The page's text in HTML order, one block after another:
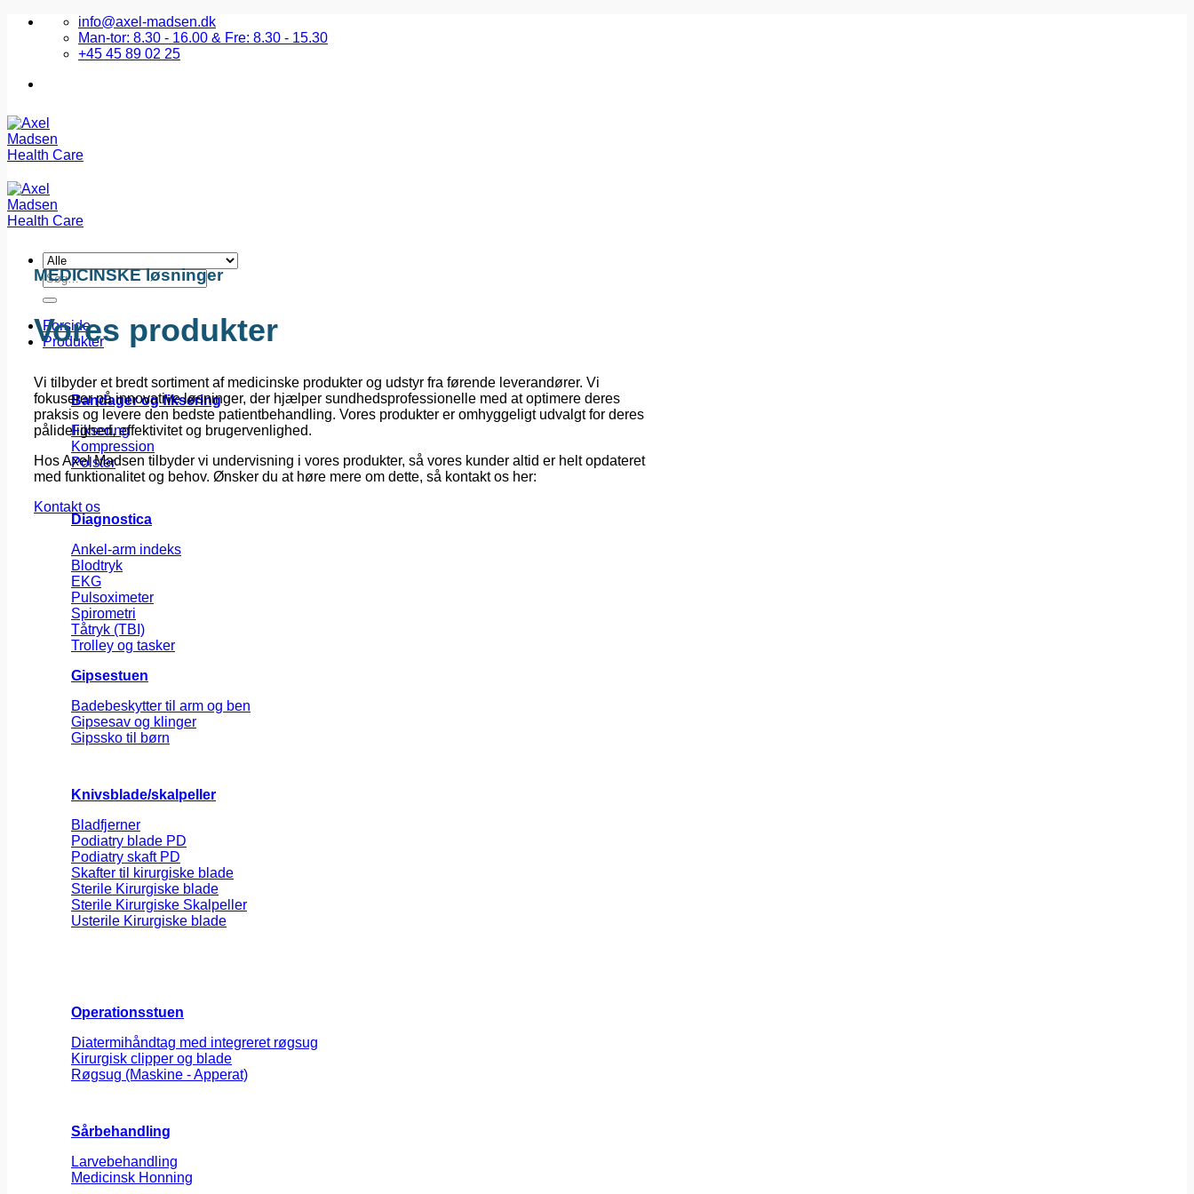
Fortsæt
info@axel-madsen.dk
Man-tor: 8.30 - 16.00 & Fre: 8.30 - 15.30
+45 45 89 02 25
Søg
efter:
Forside
Produkter
Bandager og fiksering
Fiksering
Kompression
Polster
Diagnostica
Ankel-arm indeks
Blodtryk
EKG
Pulsoximeter
Spirometri
Tåtryk (TBI)
Trolley og tasker
Gipsestuen
Badebeskytter til arm og ben
Gipsesav og klinger
Gipssko til børn
Knivsblade/skalpeller
Bladfjerner
Podiatry blade PD
Podiatry skaft PD
Skafter til kirurgiske blade
Sterile Kirurgiske blade
Sterile Kirurgiske Skalpeller
Usterile Kirurgiske blade
Operationsstuen
Diatermihåndtag med integreret røgsug
Kirurgisk clipper og blade
Røgsug (Maskine - Apperat)
Sårbehandling
Larvebehandling
Medicinsk Honning
MEDICINSKE løsninger
Vores produkter
Vi tilbyder et bredt sortiment af medicinske produkter og udstyr fra førende leverandører. Vi
fokuserer på innovative løsninger, der hjælper sundhedsprofessionelle med at optimere deres
praksis og levere den bedste patientbehandling. Vores produkter er omhyggeligt udvalgt for deres
pålidelighed, effektivitet og brugervenlighed.
Hos Axel Madsen tilbyder vi undervisning i vores produkter, så vores kunder altid er helt opdateret
med funktionalitet og behov. Ønsker du at høre mere om dette, så kontakt os her:
Kontakt os